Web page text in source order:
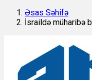
Əsas Səhifə
İsraildə müharibə